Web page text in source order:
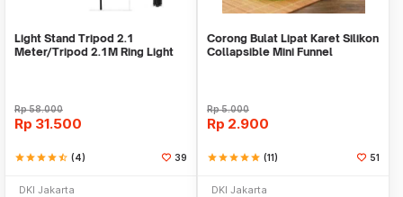
Light Stand Tripod 2.1
Meter/Tripod 2.1M Ring Light
Rp58.000
Rp 31.500
starstarstarstarstar_half (4) 39
DKI Jakarta
Corong Bulat Lipat Karet Silikon
Collapsible Mini Funnel
Rp5.000
Rp 2.900
starstarstarstarstar (11) 51
DKI Jakarta